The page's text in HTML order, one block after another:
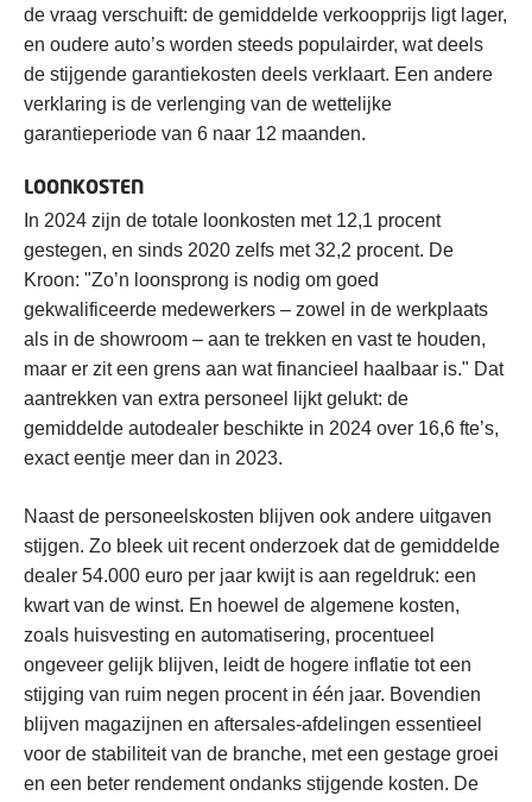
de vraag verschuift: de gemiddelde verkoopprijs ligt lager,
en oudere auto’s worden steeds populairder, wat deels
de stijgende garantiekosten deels verklaart. Een andere
verklaring is de verlenging van de wettelijke
garantieperiode van 6 naar 12 maanden.
LOONKOSTEN
In 2024 zijn de totale loonkosten met 12,1 procent
gestegen, en sinds 2020 zelfs met 32,2 procent. De
Kroon: "Zo’n loonsprong is nodig om goed
gekwalificeerde medewerkers – zowel in de werkplaats
als in de showroom – aan te trekken en vast te houden,
maar er zit een grens aan wat financieel haalbaar is." Dat
aantrekken van extra personeel lijkt gelukt: de
gemiddelde autodealer beschikte in 2024 over 16,6 fte’s,
exact eentje meer dan in 2023.
Naast de personeelskosten blijven ook andere uitgaven
stijgen. Zo bleek uit recent onderzoek dat de gemiddelde
dealer 54.000 euro per jaar kwijt is aan regeldruk: een
kwart van de winst. En hoewel de algemene kosten,
zoals huisvesting en automatisering, procentueel
ongeveer gelijk blijven, leidt de hogere inflatie tot een
stijging van ruim negen procent in één jaar. Bovendien
blijven magazijnen en aftersales-afdelingen essentieel
voor de stabiliteit van de branche, met een gestage groei
en een beter rendement ondanks stijgende kosten. De